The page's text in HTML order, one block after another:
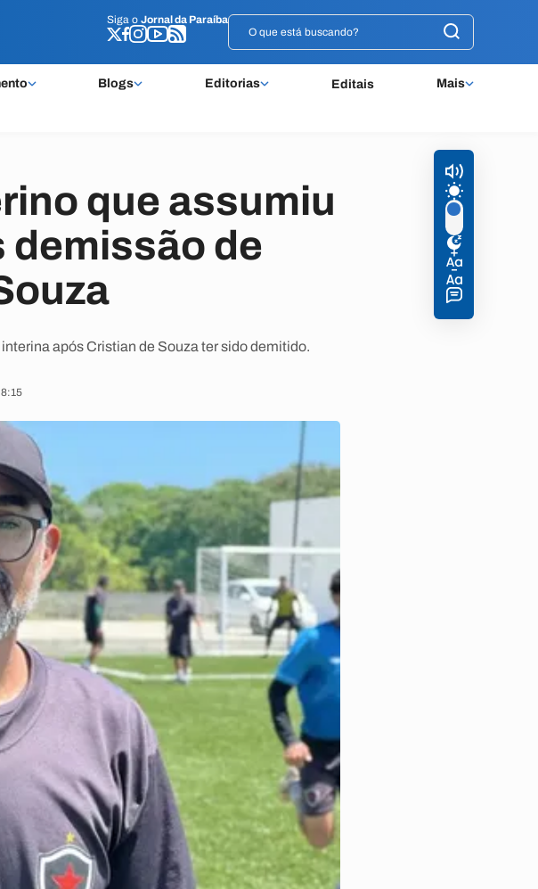
Siga o Jornal da Paraíba
Blogs Editorias Editais Mais
Siga o Jornal da Paraíba
que assumiu
demissão de
após Cristian de Souza ter sido demitido.